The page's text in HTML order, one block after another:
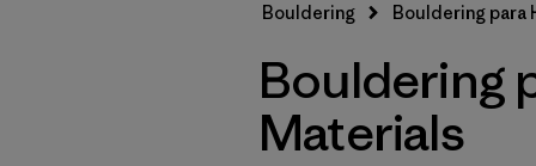
Bouldering Bouldering para
Bouldering
Materials